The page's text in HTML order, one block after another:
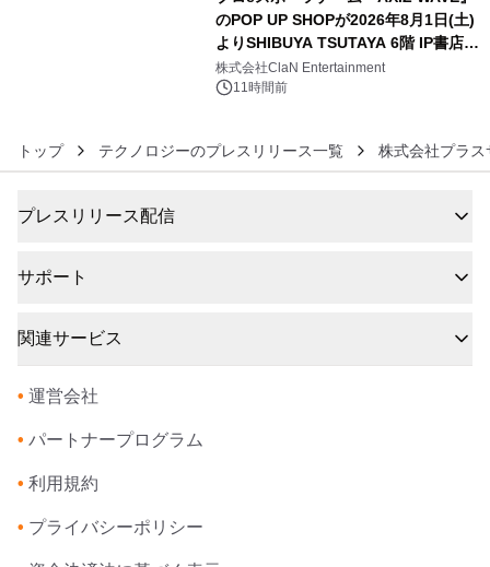
のPOP UP SHOPが2026年8月1日(土)
よりSHIBUYA TSUTAYA 6階 IP書店で
開催決定！！
株式会社ClaN Entertainment
11時間前
トップ テクノロジーのプレスリリース一覧 株式会社プラス
プレスリリース配信
サポート
関連サービス
• 運営会社
• パートナープログラム
• 利用規約
• プライバシーポリシー